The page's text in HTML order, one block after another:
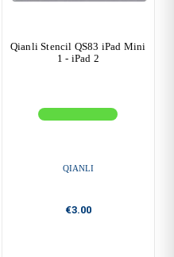
Qianli Stencil QS83 iPad Mini
1 - iPad 2
QIANLI
€3.00